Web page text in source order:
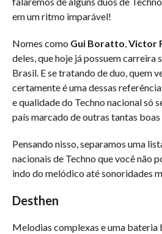
em um ritmo imparável!
Nomes como Gui Boratto,Victor
deles, que hoje já possuem
Brasil. E se tratando de duo, quem
certamente é uma dessas
e qualidade do Techno nacional só
país marcado de outras tantas boas
Pensando nisso, separamos uma
nacionais de Techno que você não
indo do melódico até sonoridades
Desthen
Melodias complexas e uma bateria